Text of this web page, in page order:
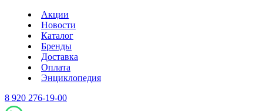
Акции
Новости
Каталог
Бренды
Доставка
Оплата
Энциклопедия
8 920 276-19-00